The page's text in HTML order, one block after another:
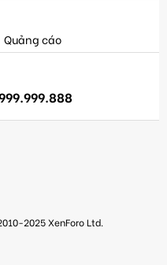
Quảng cáo
2025 XenForo Ltd.